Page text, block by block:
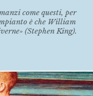
come questi, per
è che William
(Stephen King).